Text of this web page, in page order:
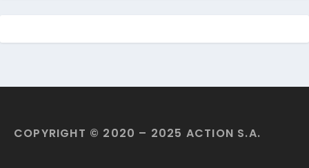
COPYRIGHT © 2020 – 2025 ACTION S.A.